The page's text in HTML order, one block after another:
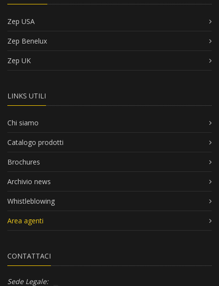
Zep USA
Zep Benelux
Zep UK
LINKS UTILI
Chi siamo
Catalogo prodotti
Brochures
Archivio news
Whistleblowing
Area agenti
CONTATTACI
Sede Legale: